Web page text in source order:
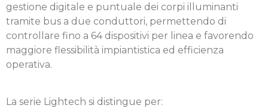
gestione digitale e puntuale dei corpi illuminanti
tramite bus a due conduttori, permettendo di
controllare fino a 64 dispositivi per linea e favorendo
maggiore flessibilità impiantistica ed efficienza
operativa.
La serie Lightech si distingue per: